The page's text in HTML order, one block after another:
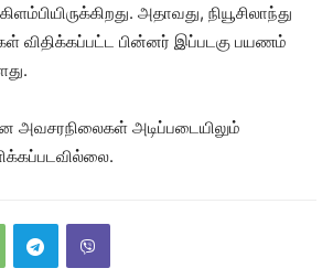
அதாவது, நியூசிலாந்து
விதிக்கப்பட்ட பின்னர் இப்படகு பயணம்
அவசரநிலைகள் அடிப்படையிலும்